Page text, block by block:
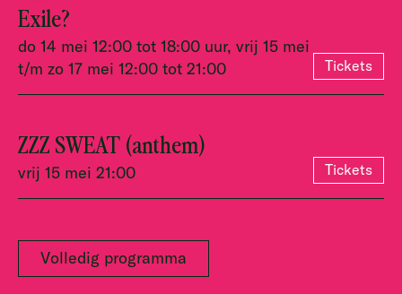
Exile?
do 14 mei 12:00 tot 18:00 uur, vrij 15 mei
t/m zo 17 mei 12:00 tot 21:00
Tickets
ZZZ SWEAT (anthem)
vrij 15 mei 21:00 Tickets
Volledig programma